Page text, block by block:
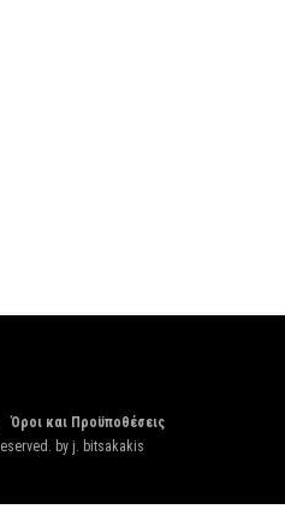
Όροι και Προϋποθέσεις
by j. bitsakakis